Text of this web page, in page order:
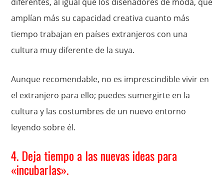
amplían más su capacidad creativa cuanto más
tiempo trabajan en países extranjeros con una
cultura muy diferente de la suya.
Aunque recomendable, no es imprescindible vivir en
el extranjero para ello; puedes sumergirte en la
cultura y las costumbres de un nuevo entorno
leyendo sobre él.
4. Deja tiempo a las nuevas ideas para
«incubarlas».